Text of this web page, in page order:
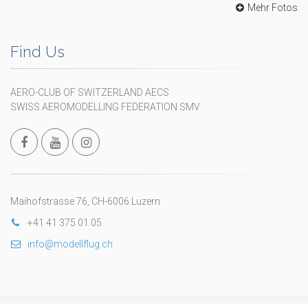
Mehr Fotos
Find Us
AERO-CLUB OF SWITZERLAND AECS
SWISS AEROMODELLING FEDERATION SMV
Maihofstrasse 76, CH-6006 Luzern
+41 41 375 01 05
info@modellflug.ch